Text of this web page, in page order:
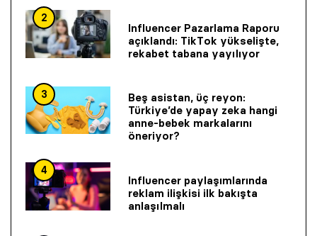
2
Influencer Pazarlama Raporu
açıklandı: TikTok yükselişte,
rekabet tabana yayılıyor
3
Beş asistan, üç reyon:
Türkiye’de yapay zeka hangi
anne-bebek markalarını
öneriyor?
4
Influencer paylaşımlarında
reklam ilişkisi ilk bakışta
anlaşılmalı